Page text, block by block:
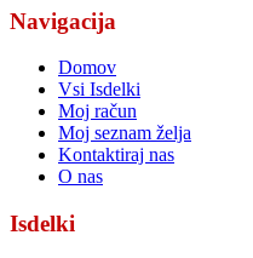
Navigacija
Domov
Vsi Isdelki
Moj račun
Moj seznam želja
Kontaktiraj nas
O nas
Isdelki